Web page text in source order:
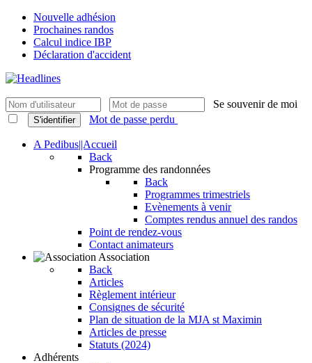
Nouvelle adhésion
Prochaines randos
Calcul indice IBP
Déclaration d'accident
Se souvenir de moi
S'identifier Mot de passe perdu
A Pedibus||Accueil
Back
Programme des randonnées
Back
Programmes trimestriels
Evènements à venir
Comptes rendus annuel des randos
Point de rendez-vous
Contact animateurs
Association
Back
Articles
Règlement intérieur
Consignes de sécurité
Plan de situation de la MJA st Maximin
Articles de presse
Statuts (2024)
Adhérents